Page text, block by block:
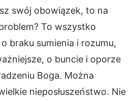
swój obowiązek, to na
To wszystko
braku sumienia i rozumu,
o buncie i oporze
Boga. Można
nieposłuszeństwo. Nie